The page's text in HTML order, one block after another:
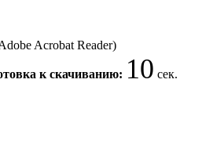
Acrobat Reader)
к скачиванию:9сек.